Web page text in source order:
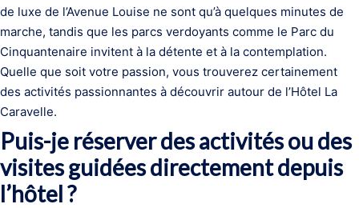
de luxe de l’Avenue Louise ne sont qu’à quelques minutes de
marche, tandis que les parcs verdoyants comme le Parc du
Cinquantenaire invitent à la détente et à la contemplation.
Quelle que soit votre passion, vous trouverez certainement
des activités passionnantes à découvrir autour de l’Hôtel La
Caravelle.
Puis-je réserver des activités ou des
visites guidées directement depuis
l’hôtel ?